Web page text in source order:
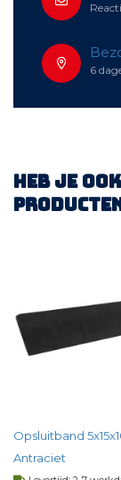
6
Heb je
Opsluitband
Antraciet